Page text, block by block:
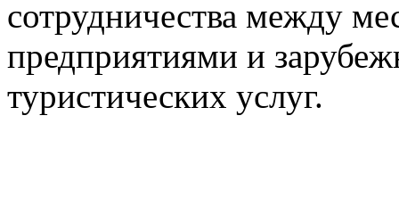
сотрудничества между
предприятиями и
туристических услуг.